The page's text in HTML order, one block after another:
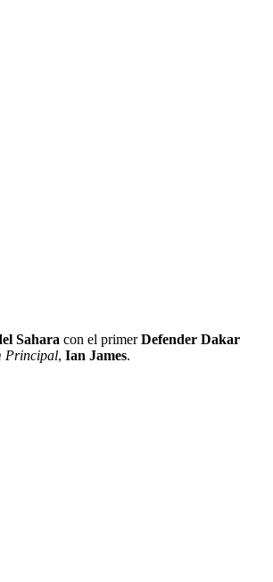
Sahara con el primerDefender Dakar
Principal, Ian James.